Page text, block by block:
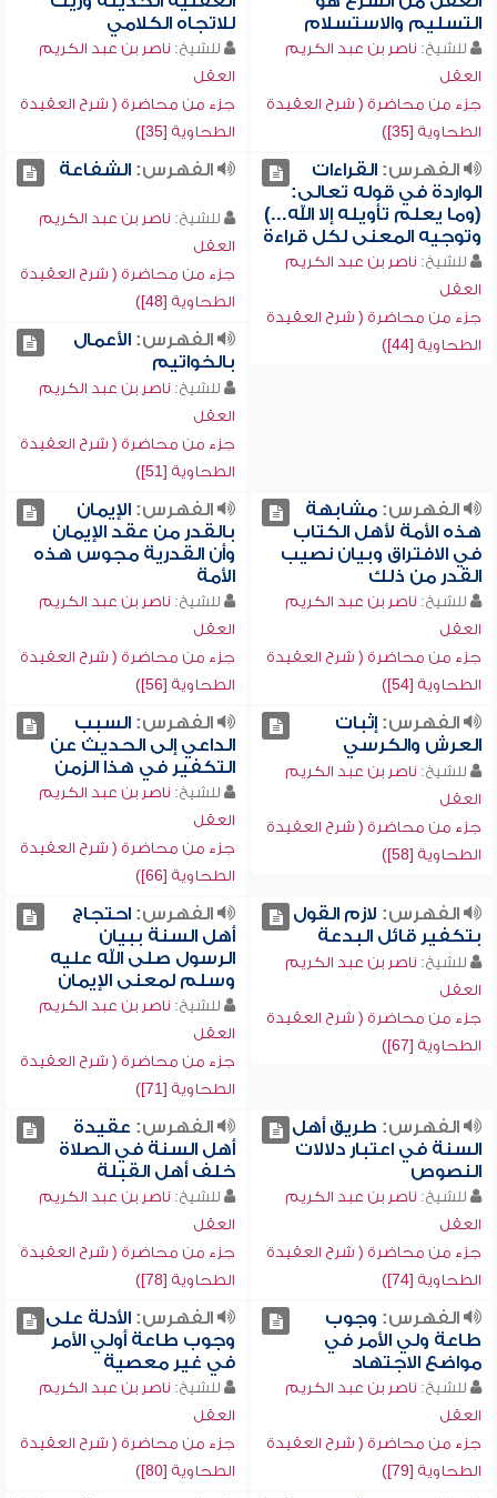
التسليم والاستسلام
للشيخ: ناصر بن عبد الكريم
العقل
جزء من محاضرة ( شرح العقيدة
الطحاوية [35])
للاتجاه الكلامي
للشيخ: ناصر بن عبد الكريم
العقل
جزء من محاضرة ( شرح العقيدة
الطحاوية [35])
الفهرس:القراءات
الواردة في قوله تعالى:
(وما يعلم تأويله إلا الله...)
وتوجيه المعنى لكل قراءة
للشيخ: ناصر بن عبد الكريم
العقل
جزء من محاضرة ( شرح العقيدة
الطحاوية [44])
الفهرس:الشفاعة
للشيخ: ناصر بن عبد الكريم
العقل
جزء من محاضرة ( شرح العقيدة
الطحاوية [48])
الفهرس:الأعمال
بالخواتيم
للشيخ: ناصر بن عبد الكريم
العقل
جزء من محاضرة ( شرح العقيدة
الطحاوية [51])
الفهرس:مشابهة
هذه الأمة لأهل الكتاب
في الافتراق وبيان نصيب
القدر من ذلك
للشيخ: ناصر بن عبد الكريم
العقل
جزء من محاضرة ( شرح العقيدة
الطحاوية [54])
الفهرس:الإيمان
بالقدر من عقد الإيمان
وأن القدرية مجوس هذه
الأمة
للشيخ: ناصر بن عبد الكريم
العقل
جزء من محاضرة ( شرح العقيدة
الطحاوية [56])
الفهرس:إثبات
العرش والكرسي
للشيخ: ناصر بن عبد الكريم
العقل
جزء من محاضرة ( شرح العقيدة
الطحاوية [58])
الفهرس:السبب
الداعي إلى الحديث عن
التكفير في هذا الزمن
للشيخ: ناصر بن عبد الكريم
العقل
جزء من محاضرة ( شرح العقيدة
الطحاوية [66])
الفهرس: لازم القول
بتكفير قائل البدعة
للشيخ: ناصر بن عبد الكريم
العقل
جزء من محاضرة ( شرح العقيدة
الطحاوية [67])
الفهرس:احتجاج
أهل السنة ببيان
الرسول صلى الله عليه
وسلم لمعنى الإيمان
للشيخ: ناصر بن عبد الكريم
العقل
جزء من محاضرة ( شرح العقيدة
الطحاوية [71])
الفهرس: طريق أهل
السنة في اعتبار دلالات
النصوص
للشيخ: ناصر بن عبد الكريم
العقل
جزء من محاضرة ( شرح العقيدة
الطحاوية [74])
الفهرس: عقيدة
أهل السنة في الصلاة
خلف أهل القبلة
للشيخ: ناصر بن عبد الكريم
العقل
جزء من محاضرة ( شرح العقيدة
الطحاوية [78])
الفهرس: وجوب
طاعة ولي الأمر في
مواضع الاجتهاد
للشيخ: ناصر بن عبد الكريم
العقل
جزء من محاضرة ( شرح العقيدة
الطحاوية [79])
الفهرس:الأدلة على
وجوب طاعة أولي الأمر
في غير معصية
للشيخ: ناصر بن عبد الكريم
العقل
جزء من محاضرة ( شرح العقيدة
الطحاوية [80])